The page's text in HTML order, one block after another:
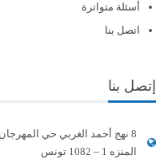
أسئلة متواترة
اتصل بنا
إتصل بنا
8 نهج أحمد الغربي حي المهرجان
المنزه 1 – 1082 تونس